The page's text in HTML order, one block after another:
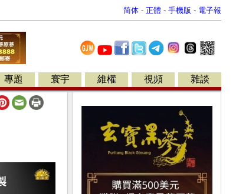
简体 - 正體 - 手機版 - 電子報
專題 寰宇 維權 視頻 雜談